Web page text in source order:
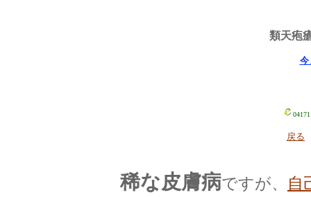
類天疱
今
戻る
稀な皮膚病ですが、
自